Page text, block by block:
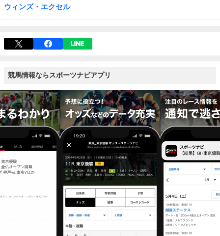
ウィンズ・エクセル
競馬情報ならスポーツナビアプリ